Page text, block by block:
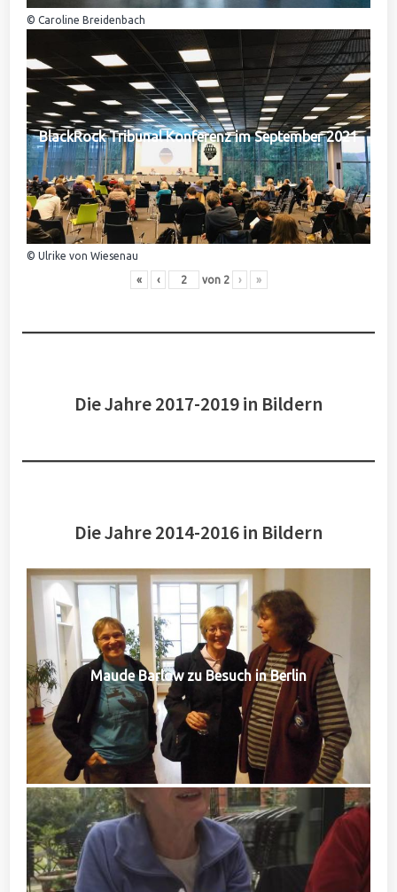
© Caroline Breidenbach
BlackRock Tribunal Konferenz im September 2021
© Ulrike von Wiesenau
« ‹ von 2 › »
Die Jahre 2017-2019 in Bildern
Die Jahre 2014-2016 in Bildern
Maude Barlow zu Besuch in Berlin